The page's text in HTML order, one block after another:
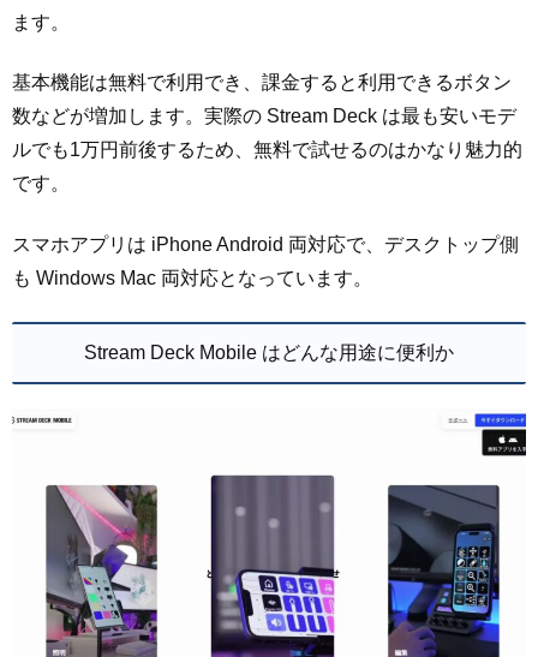
ます。
基本機能は無料で利用でき、課金すると利用できるボタン
数などが増加します。実際の Stream Deck は最も安いモデ
ルでも1万円前後するため、無料で試せるのはかなり魅力的
です。
スマホアプリは iPhone Android 両対応で、デスクトップ側
も Windows Mac 両対応となっています。
Stream Deck Mobile はどんな用途に便利か